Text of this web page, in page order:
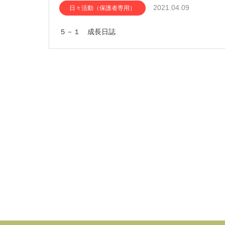
日々活動（保護者専用） 2021.04.09
５－１ 成長日誌